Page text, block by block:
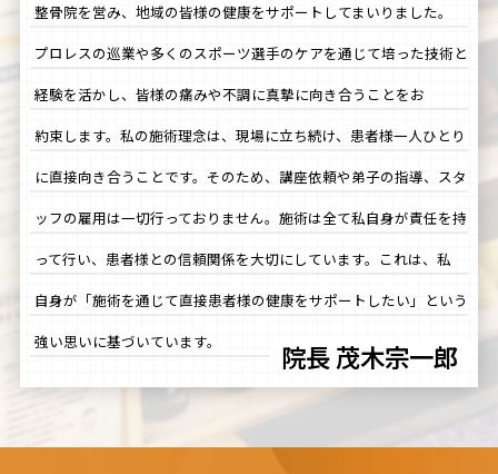
整骨院を営み、地域の皆様の健康をサポートしてまいりました。
プロレスの巡業や多くのスポーツ選手のケアを通じて培った技術と
経験を活かし、皆様の痛みや不調に真摯に向き合うことをお
約束します。私の施術理念は、現場に立ち続け、患者様一人ひとり
に直接向き合うことです。そのため、講座依頼や弟子の指導、スタ
ッフの雇用は一切行っておりません。施術は全て私自身が責任を持
って行い、患者様との信頼関係を大切にしています。これは、私
自身が「施術を通じて直接患者様の健康をサポートしたい」という
強い思いに基づいています。
院長 茂木宗一郎